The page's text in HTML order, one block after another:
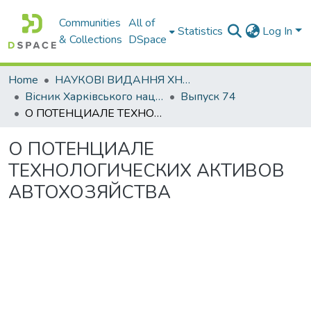
Communities
& Collections
All of
DSpace
Statistics Log In
Home
НАУКОВІ ВИДАННЯ ХНАДУ
Вісник Харківського національного автомобільно-дорожнього університету / Вестник Харьковского национального автомобильно-дорожного университета
Выпуск 74
О ПОТЕНЦИАЛЕ ТЕХНОЛОГИЧЕСКИХ АКТИВОВ АВТОХОЗЯЙСТВА
О ПОТЕНЦИАЛЕ
ТЕХНОЛОГИЧЕСКИХ АКТИВОВ
АВТОХОЗЯЙСТВА